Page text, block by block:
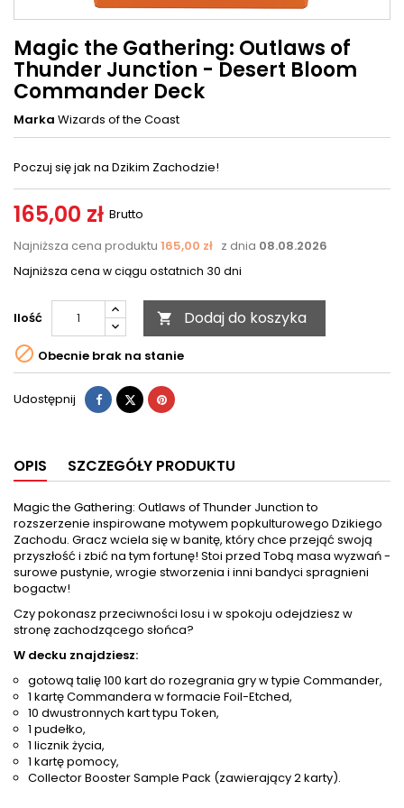
Magic the Gathering: Outlaws of
Thunder Junction - Desert Bloom
Commander Deck
Marka Wizards of the Coast
Poczuj się jak na Dzikim Zachodzie!
165,00 zł Brutto
Najniższa cena produktu 165,00 zł z dnia 08.08.2026
Najniższa cena w ciągu ostatnich 30 dni
Ilość  Dodaj do koszyka
 Obecnie brak na stanie
Udostępnij Udostępnij
TweetujPinterest
OPIS SZCZEGÓŁY PRODUKTU
Magic the Gathering: Outlaws of Thunder Junction to
rozszerzenie inspirowane motywem popkulturowego Dzikiego
Zachodu. Gracz wciela się w banitę, który chce przejąć swoją
przyszłość i zbić na tym fortunę! Stoi przed Tobą masa wyzwań -
surowe pustynie, wrogie stworzenia i inni bandyci spragnieni
bogactw!
Czy pokonasz przeciwności losu i w spokoju odejdziesz w
stronę zachodzącego słońca?
W decku znajdziesz:
gotową talię 100 kart do rozegrania gry w typie Commander,
1 kartę Commandera w formacie Foil-Etched,
10 dwustronnych kart typu Token,
1 pudełko,
1 licznik życia,
1 kartę pomocy,
Collector Booster Sample Pack (zawierający 2 karty).